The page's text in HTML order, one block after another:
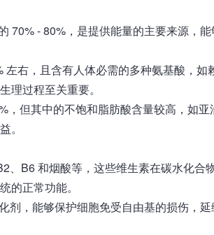
70% - 80%，是提供能量的主要来源，
右，且含有人体必需的多种氨基酸，如
理过程至关重要。
但其中的不饱和脂肪酸含量较高，如
。
、B6 和烟酸等，这些维生素在碳水化合
的正常功能。
剂，能够保护细胞免受自由基的损伤，